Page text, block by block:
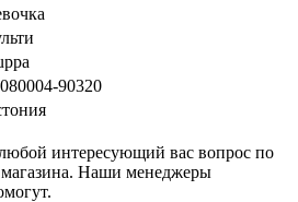
90320
интересующий вас вопрос по
магазина. Наши менеджеры